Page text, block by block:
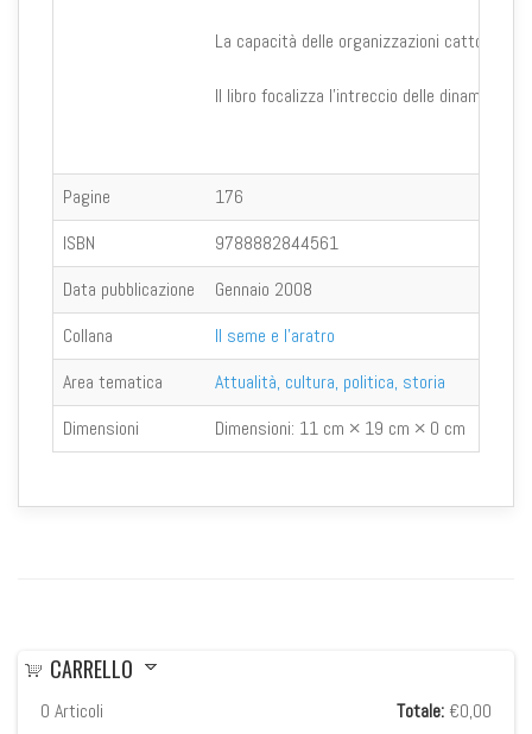
La capacità delle organizzazioni cattoliche
Il libro focalizza l'intreccio delle dinamiche
Pagine
176
ISBN
9788882844561
Data pubblicazione
Gennaio 2008
Collana
Il seme e l'aratro
Area tematica
Attualità, cultura, politica, storia
Dimensioni
Dimensioni: 11 cm × 19 cm × 0 cm
CARRELLO
0 Articoli Totale: €0,00